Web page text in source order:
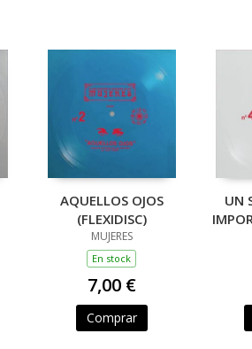
AQUELLOS OJOS
(FLEXIDISC)
MUJERES
En stock
7,00 €
Comprar
UN